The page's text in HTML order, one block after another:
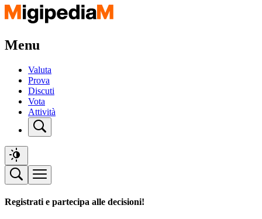
Menu
Valuta
Prova
Discuti
Vota
Attività
Registrati e partecipa alle decisioni!